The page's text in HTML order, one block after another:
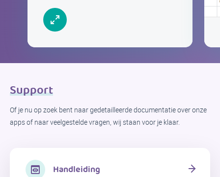
Support
Of je nu op zoek bent naar gedetailleerde documentatie over onze
apps of naar veelgestelde vragen, wij staan ​​voor je klaar.
Handleiding